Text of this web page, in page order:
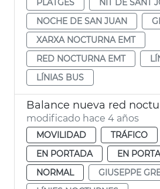
NOCHE DE SAN JUAN
XARXA NOCTURNA EMT
RED NOCTURNA EMT
LÍNIAS BUS
Balance nueva red
modificado hace 4 años
MOVILIDAD
TRÁFICO
EN PORTADA
EN
NORMAL
GIUSEPPE